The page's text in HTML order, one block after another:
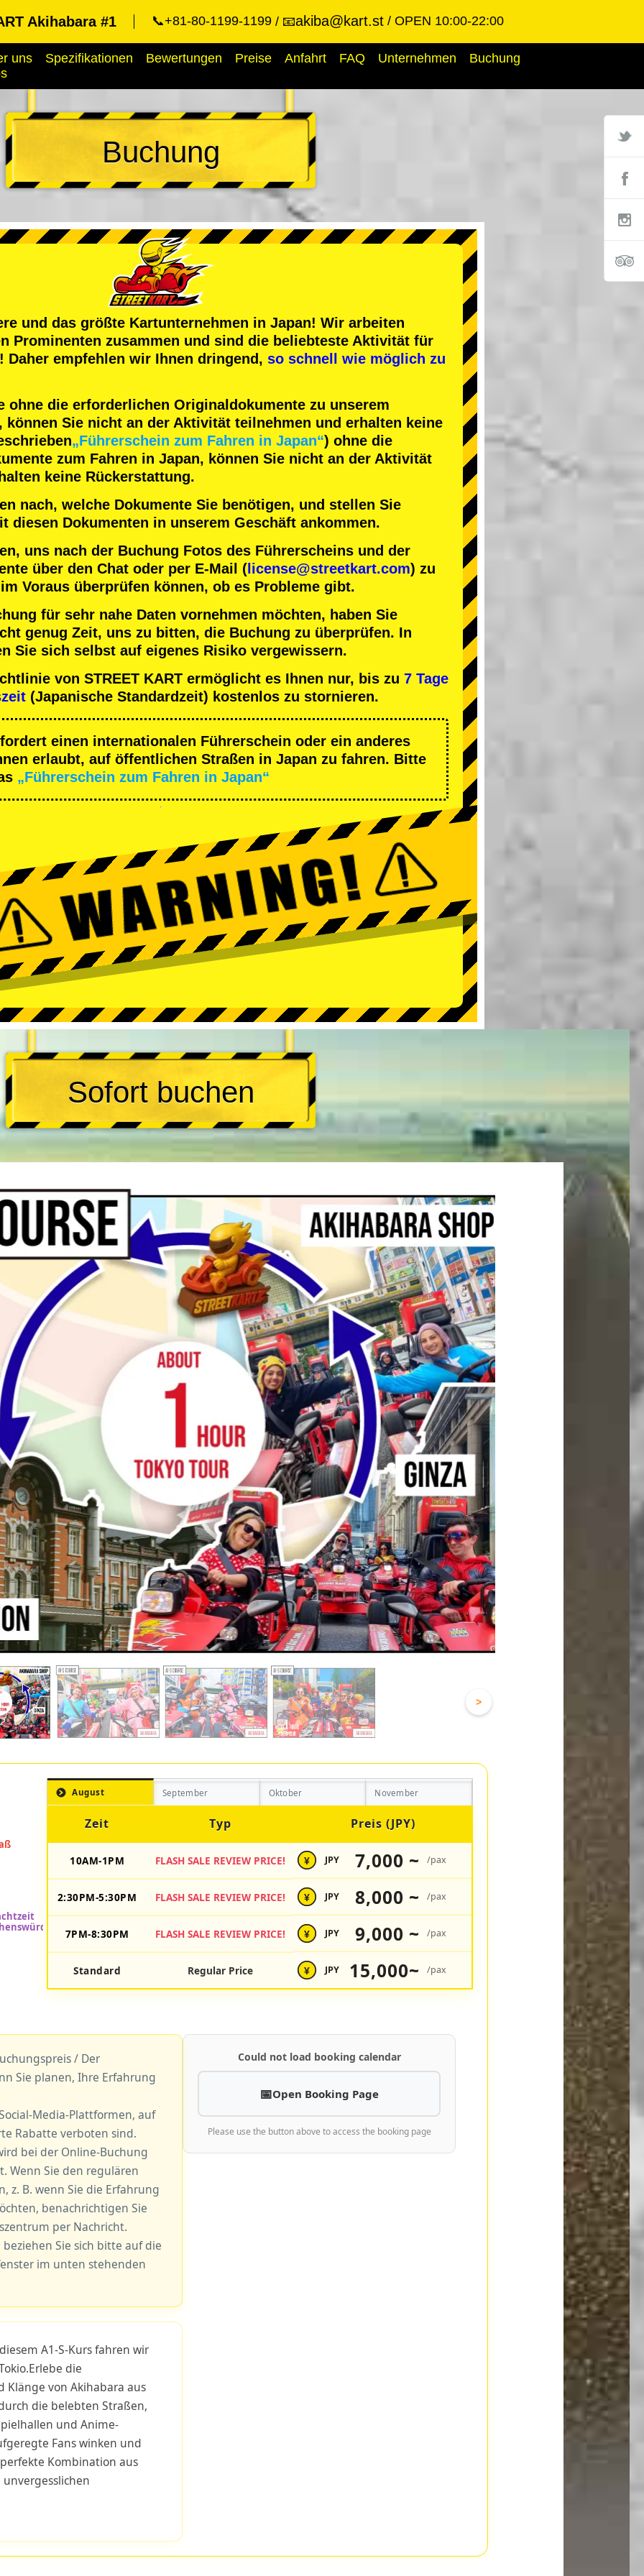
Akihabara #1 📞+81-80-1199-1199 📧akiba@kart.st OPEN 10:00-22:00
uns Spezifikationen Bewertungen Preise Anfahrt FAQ Unternehmen
Buchung
Buchung
und das größte Kartunternehmen in Japan! Wir arbeiten
Prominenten zusammen und sind die beliebteste Aktivität für
Daher empfehlen wir Ihnen dringend, so schnell wie möglich zu
ohne die erforderlichen Originaldokumente zu unserem
können Sie nicht an der Aktivität teilnehmen und erhalten keine
„Führerschein zum Fahren in Japan“) ohne die
zum Fahren in Japan, können Sie nicht an der Aktivität
keine Rückerstattung.
nach, welche Dokumente Sie benötigen, und stellen Sie
diesen Dokumenten in unserem Geschäft ankommen.
uns nach der Buchung Fotos des Führerscheins und der
über den Chat oder per E-Mail ( license@streetkart.com) zu
Voraus überprüfen können, ob es Probleme gibt.
für sehr nahe Daten vornehmen möchten, haben Sie
genug Zeit, uns zu bitten, die Buchung zu überprüfen. In
Sie sich selbst auf eigenes Risiko vergewissern.
von STREET KART ermöglicht es Ihnen nur, bis zu 7 Tage
(Japanische Standardzeit) kostenlos zu stornieren.
einen internationalen Führerschein oder ein anderes
erlaubt, auf öffentlichen Straßen in Japan zu fahren. Bitte
„Führerschein zum Fahren in Japan“
Sofort buchen
>
August September Oktober November
Zeit Typ Preis (JPY)
10AM-1PM FLASH SALE REVIEW PRICE! ¥ JPY 7,000 ~ /pax
2:30PM-5:30PM FLASH SALE REVIEW PRICE! ¥ JPY 8,000 ~ /pax
7PM-8:30PM FLASH SALE REVIEW PRICE! ¥ JPY 9,000 ~ /pax
Standard Regular Price ¥ JPY 15,000~ /pax
/ Der
Sie planen, Ihre Erfahrung
Media-Plattformen, auf
Rabatte verboten sind.
bei der Online-Buchung
Wenn Sie den regulären
z. B. wenn Sie die Erfahrung
benachrichtigen Sie
per Nachricht.
Sie sich bitte auf die
im unten stehenden
A1-S-Kurs fahren wir
die
Klänge von Akihabara aus
die belebten Straßen,
und Anime-
Fans winken und
Kombination aus
Could not load booking calendar
Open Booking Page
Please use the button above to access the booking page